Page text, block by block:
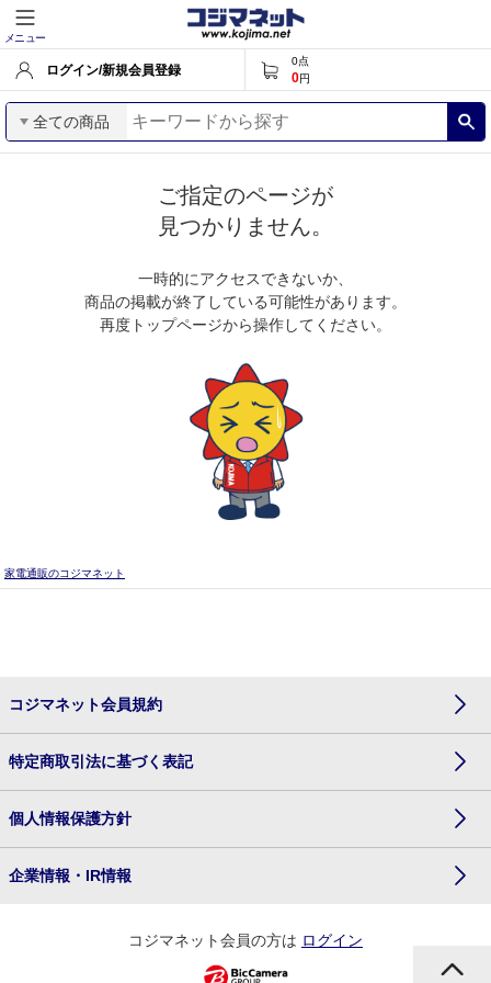
メニュー
ログイン/新規会員登録
0点
0円
全ての商品
ご指定のページが
見つかりません。
一時的にアクセスできないか、
商品の掲載が終了している可能性があります。
再度トップページから操作してください。
家電通販のコジマネット
コジマネット会員規約
特定商取引法に基づく表記
個人情報保護方針
企業情報・IR情報
コジマネット会員の方は ログイン